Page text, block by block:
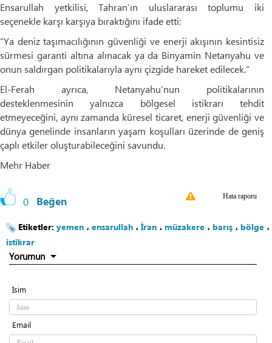
Ensarullah yetkilisi, Tahran’ın uluslararası toplumu iki
seçenekle karşı karşıya bıraktığını ifade etti:
“Ya deniz taşımacılığının güvenliği ve enerji akışının kesintisiz
sürmesi garanti altına alınacak ya da Binyamin Netanyahu ve
onun saldırgan politikalarıyla aynı çizgide hareket edilecek.”
El-Ferah ayrıca, Netanyahu’nun politikalarının
desteklenmesinin yalnızca bölgesel istikrarı tehdit
etmeyeceğini, aynı zamanda küresel ticaret, enerji güvenliği ve
dünya genelinde insanların yaşam koşulları üzerinde de geniş
çaplı etkiler oluşturabileceğini savundu.
Mehr Haber
0 Beğen Hata raporu
Etiketler: yemen ، ensarullah ، İran ، müzakere ، barış ، bölge ،
istikrar
Yorumun
İsim
Email